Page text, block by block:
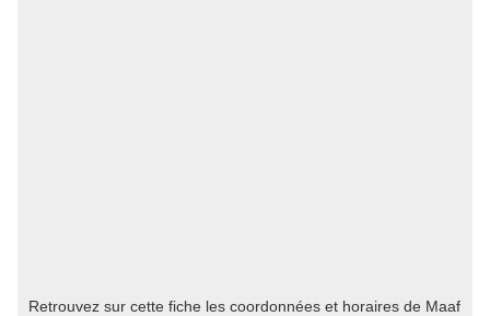
Retrouvez sur cette fiche les coordonnées et horaires de Maaf